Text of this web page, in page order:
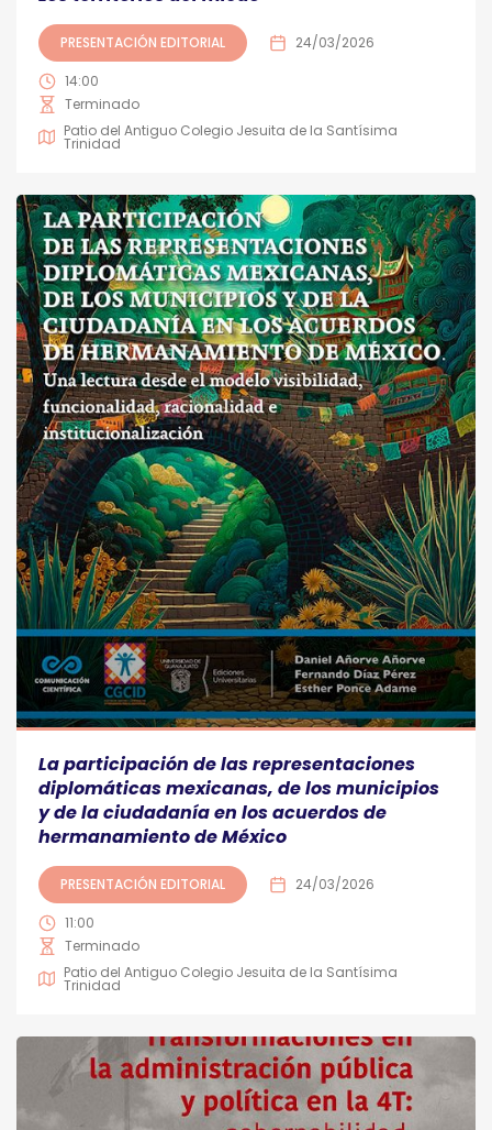
PRESENTACIÓN EDITORIAL 24/03/2026
14:00
Terminado
Patio del Antiguo Colegio Jesuita de la Santísima
Trinidad
La participación de las representaciones
diplomáticas mexicanas, de los municipios
y de la ciudadanía en los acuerdos de
hermanamiento de México
PRESENTACIÓN EDITORIAL 24/03/2026
11:00
Terminado
Patio del Antiguo Colegio Jesuita de la Santísima
Trinidad